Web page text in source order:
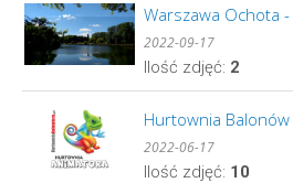
Warszawa Ochota -
2022-09-17
Ilość zdjęć: 2
Hurtownia Balonów
2022-06-17
Ilość zdjęć: 10